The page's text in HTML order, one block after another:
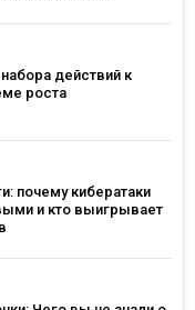
набора действий к
роста
почему кибератаки
и кто выигрывает